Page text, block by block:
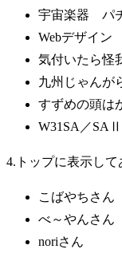
宇宙楽器 パ
Webデザイン
気付いたら怪
九州じゃんが
すずめの頭は
W31SA／SAⅡ
4.トップに表示し
こばやちさん
べ～やんさん
noriさん